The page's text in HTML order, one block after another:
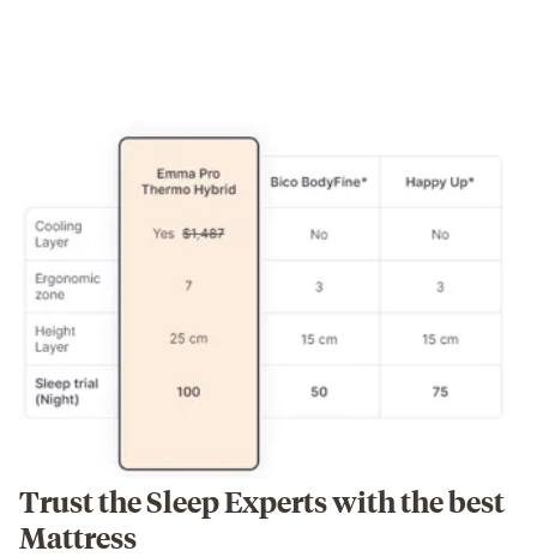
Trust the Sleep Experts with the best
Mattress